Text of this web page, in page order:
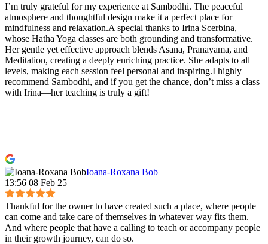
I’m truly grateful for my experience at Sambodhi. The peaceful
atmosphere and thoughtful design make it a perfect place for
mindfulness and relaxation.A special thanks to Irina Scerbina,
whose Hatha Yoga classes are both grounding and transformative.
Her gentle yet effective approach blends Asana, Pranayama, and
Meditation, creating a deeply enriching practice. She adapts to all
levels, making each session feel personal and inspiring.I highly
recommend Sambodhi, and if you get the chance, don’t miss a class
with Irina—her teaching is truly a gift!
Ioana-Roxana Bob
13:56 08 Feb 25
Thankful for the owner to have created such a place, where people
can come and take care of themselves in whatever way fits them.
And where people that have a calling to teach or accompany people
in their growth journey, can do so.